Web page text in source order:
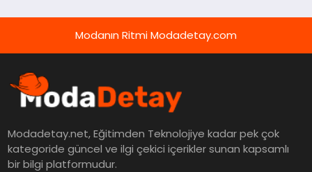
Modanın Ritmi Modadetay.com
Modadetay.net, Eğitimden Teknolojiye kadar pek çok
kategoride güncel ve ilgi çekici içerikler sunan kapsamlı
bir bilgi platformudur.